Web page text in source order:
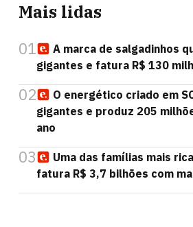
Mais lidas
01
A marca de salgadinhos
gigantes e fatura R$ 130
02
O energético criado em
gigantes e produz 205
ano
03
Uma das famílias mais
fatura R$ 3,7 bilhões com